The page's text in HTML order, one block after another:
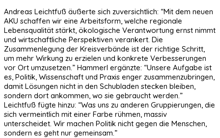
Andreas Leichtfuß äußerte sich zuversichtlich: “Mit dem neuen
AKU schaffen wir eine Arbeitsform, welche regionale
Lebensqualität stärkt, ökologische Verantwortung ernst nimmt
und wirtschaftliche Perspektiven verankert. Die
Zusammenlegung der Kreisverbände ist der richtige Schritt,
um mehr Wirkung zu erzielen und konkrete Verbesserungen
vor Ort umzusetzen.” Hammerl ergänzte: “Unsere Aufgabe ist
es, Politik, Wissenschaft und Praxis enger zusammenzubringen,
damit Lösungen nicht in den Schubladen stecken bleiben,
sondern dort ankommen, wo sie gebraucht werden.”
Leichtfuß fügte hinzu: “Was uns zu anderen Gruppierungen, die
sich vermeintlich mit einer Farbe rühmen, massiv
unterscheidet. Wir machen Politik nicht gegen die Menschen,
sondern es geht nur gemeinsam.”